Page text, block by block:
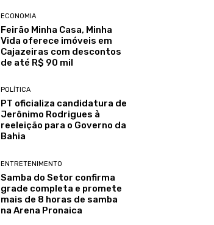
ECONOMIA
Feirão Minha Casa, Minha
Vida oferece imóveis em
Cajazeiras com descontos
de até R$ 90 mil
POLÍTICA
PT oficializa candidatura de
Jerônimo Rodrigues à
reeleição para o Governo da
Bahia
ENTRETENIMENTO
Samba do Setor confirma
grade completa e promete
mais de 8 horas de samba
na Arena Pronaica